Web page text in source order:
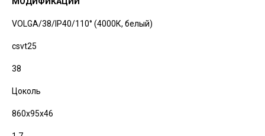
VOLGA/38/IP40/110° (4000К, белый)
csvt25
38
Цоколь
860х95х46